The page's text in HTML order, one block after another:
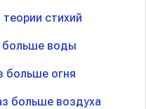
стихий
больше воды
больше огня
больше воздуха